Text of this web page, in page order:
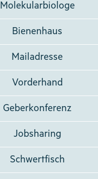
Molekularbiologe
Bienenhaus
Mailadresse
Vorderhand
Geberkonferenz
Jobsharing
Schwertfisch